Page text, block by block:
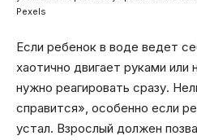
Pexels
Если ребенок в воде ведет
хаотично двигает руками
нужно реагировать сразу.
справится», особенно если
устал. Взрослый должен